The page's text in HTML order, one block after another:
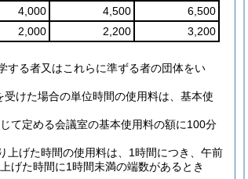
4,000 4,500
6,500
2,000 2,200
3,200
る者又はこれらに準ずる者の団体をい
けた場合の単位時間の使用料は、基本使
て定める会議室の基本使用料の額に100分
げた時間の使用料は、1時間につき、午前
げた時間に1時間未満の端数があるとき